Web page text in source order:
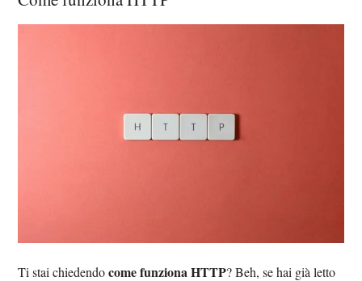
Ti stai chiedendocome funziona HTTP? Beh, se hai già letto